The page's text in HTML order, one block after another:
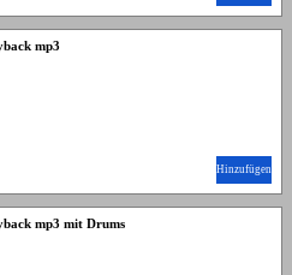
mp3
Hinzufügen
mp3 mit Drums